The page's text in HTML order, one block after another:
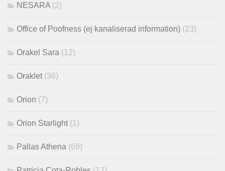
NESARA (2)
Office of Poofness (ej kanaliserad information) (23)
Orakel Sara (12)
Oraklet (36)
Orion (7)
Orion Starlight (1)
Pallas Athena (69)